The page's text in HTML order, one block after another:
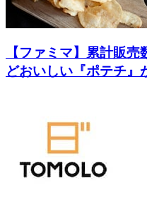
【ファミマ】累計販
どおいしい『ポテチ』